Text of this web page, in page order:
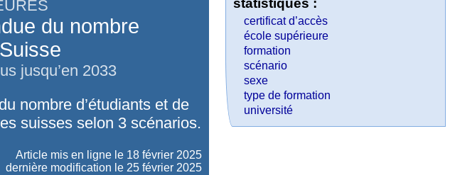
du nombre
jusqu’en 2033
nombre d’étudiants et de
suisses selon 3 scénarios.
Article mis en ligne le 18 février 2025
dernière modification le 25 février 2025
statistiques :
certificat d’accès
école supérieure
formation
scénario
sexe
type de formation
université